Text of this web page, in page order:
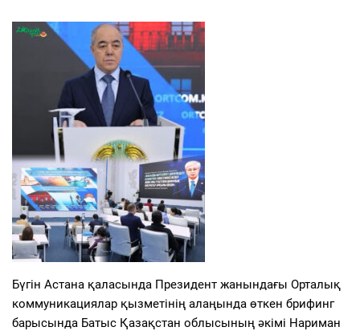
Бүгін Астана қаласында Президент жанындағы Орталық
коммуникациялар қызметінің алаңында өткен брифинг
барысында Батыс Қазақстан облысының әкімі Нариман